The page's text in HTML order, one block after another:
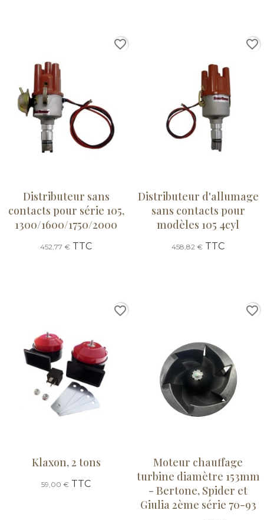
Distributeur sans
contacts pour série 105,
1300/1600/1750/2000
452,77 € TTC
favorite_border
Distributeur d'allumage
sans contacts pour
modèles 105 4cyl
458,82 € TTC
favorite_border
Klaxon, 2 tons
59,00 € TTC
favorite_border
Moteur chauffage
turbine diamètre 153mm
- Bertone, Spider et
Giulia 2ème série 70-93
favorite_border